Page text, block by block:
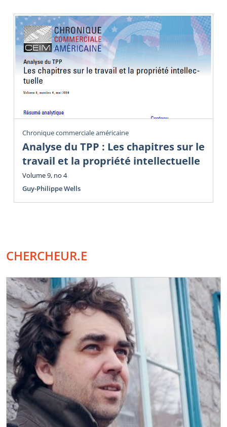
Chronique commerciale américaine
Analyse du TPP : Les chapitres sur le
travail et la propriété intellectuelle
Volume 9, no 4
Guy-Philippe Wells
CHERCHEUR.E